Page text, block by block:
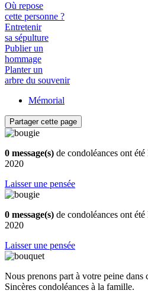
Où repose
cette personne ?
Entretenir
sa sépulture
Publier un
hommage
Planter un
arbre du souvenir
Mémorial
Partager cette page
0 message(s) de condoléances ont
2020
Laisser une pensée
0 message(s) de condoléances ont
2020
Laisser une pensée
Nous prenons part à votre peine dans
Sincères condoléances à la famille.